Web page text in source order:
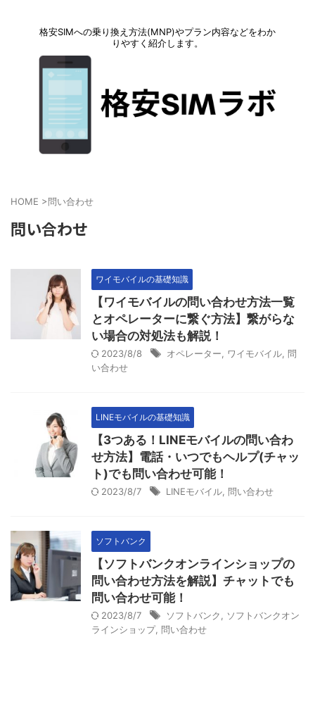
格安SIMへの乗り換え方法(MNP)やプラン内容などをわか
りやすく紹介します。
HOME >問い合わせ
問い合わせ
ワイモバイルの基礎知識
【ワイモバイルの問い合わせ方法一覧
とオペレーターに繋ぐ方法】繋がらな
い場合の対処法も解説！
2023/8/8 オペレーター ワイモバイル 問
い合わせ
LINEモバイルの基礎知識
【3つある！LINEモバイルの問い合わ
せ方法】電話・いつでもヘルプ(チャッ
ト)でも問い合わせ可能！
2023/8/7 LINEモバイル 問い合わせ
ソフトバンク
【ソフトバンクオンラインショップの
問い合わせ方法を解説】チャットでも
問い合わせ可能！
2023/8/7 ソフトバンク
ソフトバンクオン
ラインショップ, 問い合わせ